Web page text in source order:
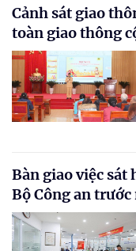
Cảnh sát giao
toàn giao thông
Bàn giao việc sát
Bộ Công an trước